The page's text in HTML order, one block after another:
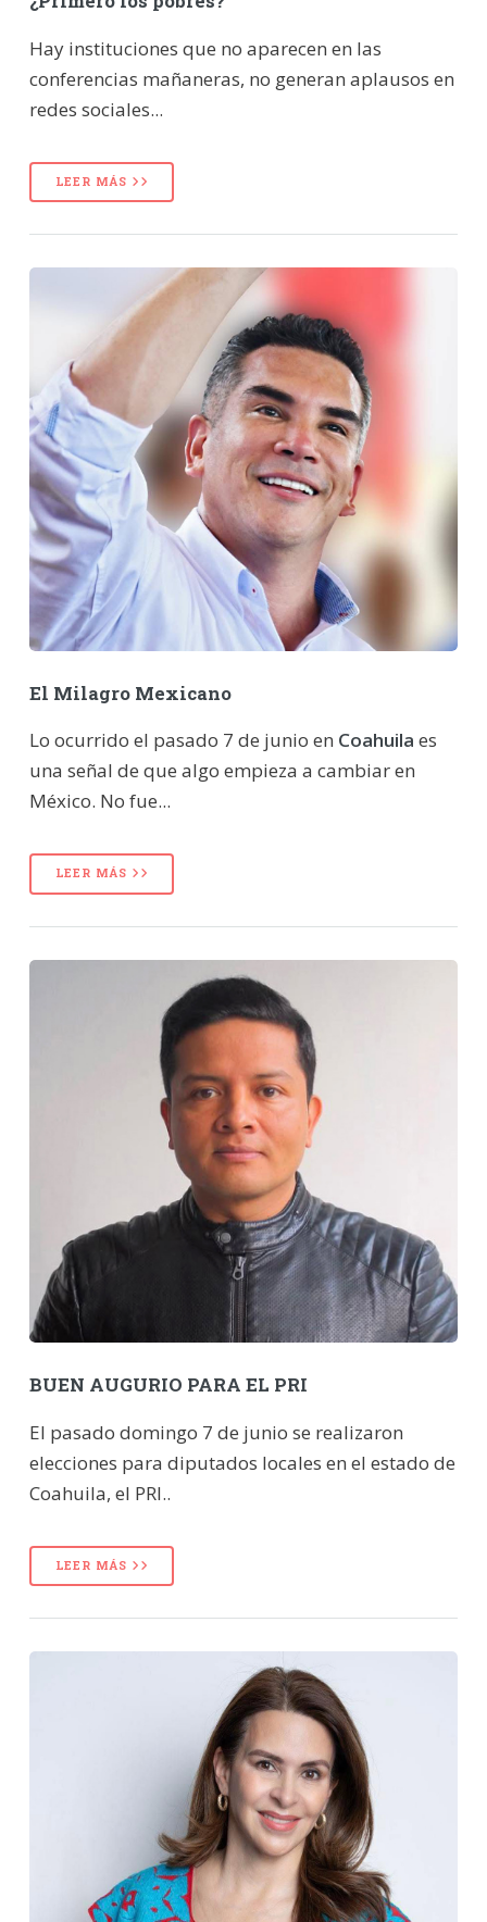
Hay instituciones que no aparecen en las
conferencias mañaneras, no generan aplausos en
redes sociales...
LEER MÁS
El Milagro Mexicano
Lo ocurrido el pasado 7 de junio en Coahuila es
una señal de que algo empieza a cambiar en
México. No fue...
LEER MÁS
BUEN AUGURIO PARA EL PRI
El pasado domingo 7 de junio se realizaron
elecciones para diputados locales en el estado de
Coahuila, el PRI..
LEER MÁS